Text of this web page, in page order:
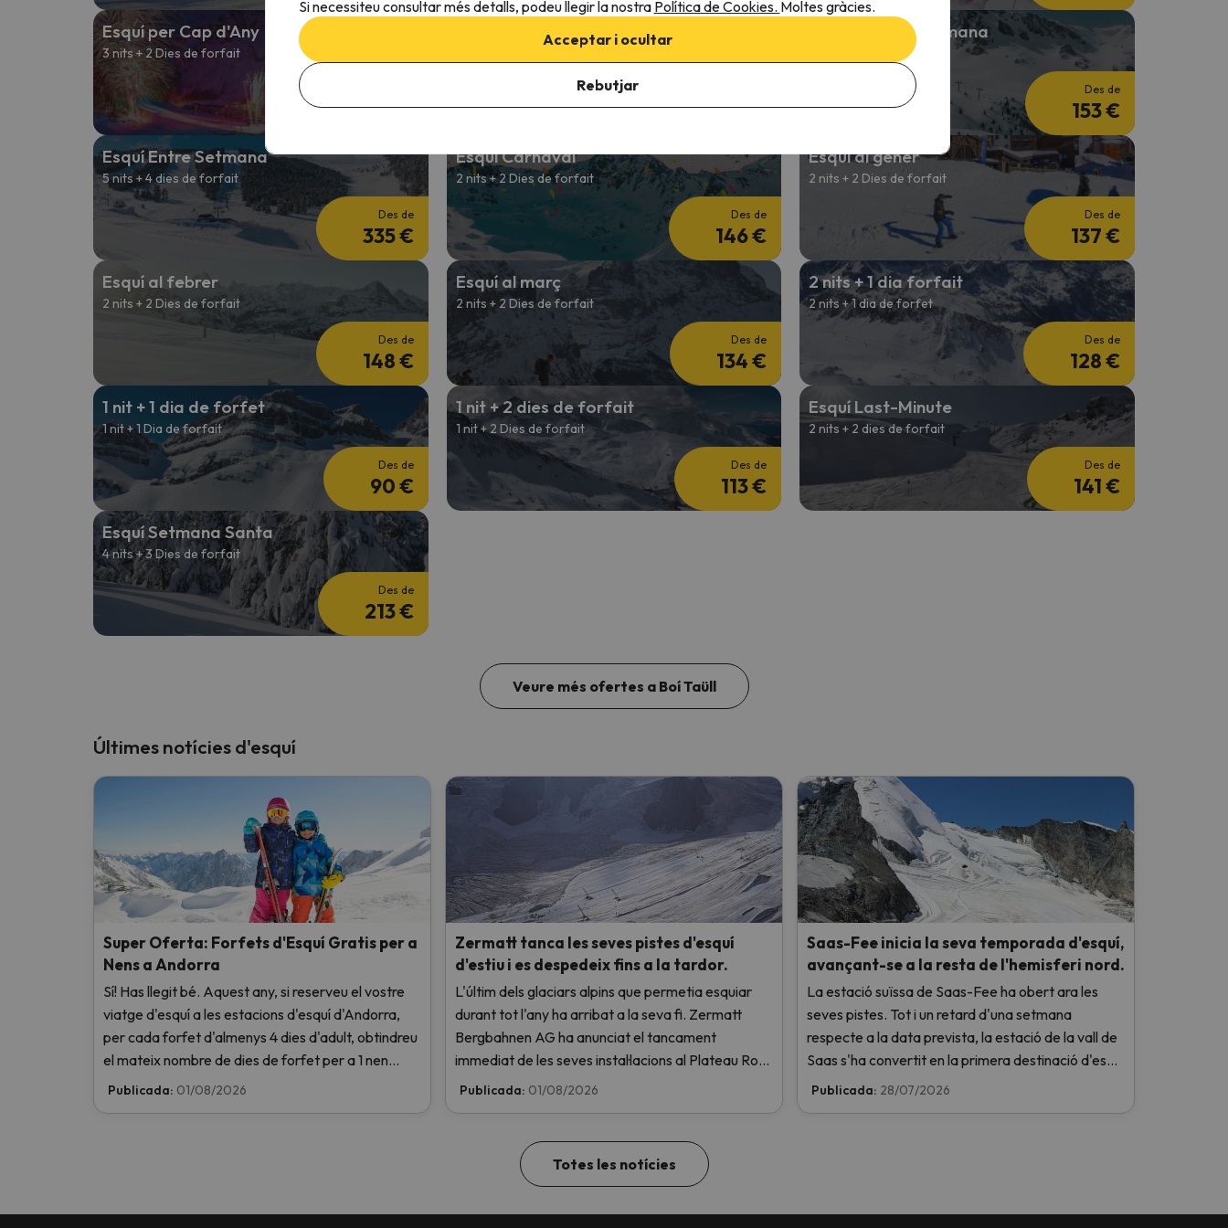
Esquí per Cap d'Any
3 nits + 2 Dies de forfait
256 €
Esquí en Reis
4 nits + 3 Dies de forfait
245 €
Esquí Cap de Setmana
2 nits + 2 Dies de forfait
Des de
153 €
Esquí Entre Setmana
5 nits + 4 dies de forfait
Des de
335 €
Esquí Carnaval
2 nits + 2 Dies de forfait
Des de
146 €
Esquí al gener
2 nits + 2 Dies de forfait
Des de
137 €
Esquí al febrer
2 nits + 2 Dies de forfait
Des de
148 €
Esquí al març
2 nits + 2 Dies de forfait
Des de
134 €
2 nits + 1 dia forfait
2 nits + 1 dia de forfet
Des de
128 €
1 nit + 1 dia de forfet
1 nit + 1 Dia de forfait
Des de
90 €
1 nit + 2 dies de forfait
1 nit + 2 Dies de forfait
Des de
113 €
Esquí Last-Minute
2 nits + 2 dies de forfait
Des de
141 €
Esquí Setmana Santa
4 nits + 3 Dies de forfait
Des de
213 €
Veure més ofertes a Boí Taüll
Últimes notícies d'esquí
Super Oferta: Forfets d'Esquí Gratis per a
Nens a Andorra
Sí! Has llegit bé. Aquest any, si reserveu el vostre
viatge d'esquí a les estacions d'esquí d'Andorra,
per cada forfet d'almenys 4 dies d'adult, obtindreu
el mateix nombre de dies de forfet per a 1 nen
totalment GRATIS. Entra i informa't aquí.
Publicada: 01/08/2026
Zermatt tanca les seves pistes d'esquí
d'estiu i es despedeix fins a la tardor.
L'últim dels glaciars alpins que permetia esquiar
durant tot l'any ha arribat a la seva fi. Zermatt
Bergbahnen AG ha anunciat el tancament
immediat de les seves instal·lacions al Plateau Rosa
a causa de les altes temperatures, sense ni tan sols
Publicada: 01/08/2026
Saas-Fee inicia la seva temporada d'esquí,
avançant-se a la resta de l'hemisferi nord.
La estació suïssa de Saas-Fee ha obert ara les
seves pistes. Tot i un retard d'una setmana
respecte a la data prevista, la estació de la vall de
Saas s'ha convertit en la primera destinació d'esquí
de l'hemisferi nord a donar el tret de sortida a la
Publicada: 28/07/2026
Totes les notícies
Si necessiteu consultar més detalls, podeu llegir la nostra Política de Cookies. Moltes gràcies.
Acceptar i ocultar
Rebutjar